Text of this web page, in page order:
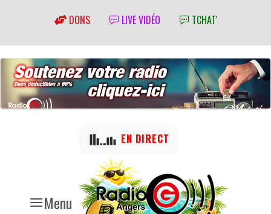
DONS LIVE VIDÉO TCHAT'
Menu
EN DIRECT